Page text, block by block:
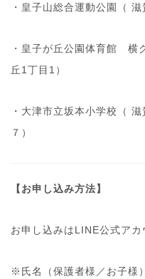
・皇子山総合運動公園（
・皇子が丘公園体育館 横
丘1丁目1）
・大津市立坂本小学校（
７）
【お申し込み方法】
お申し込みはLINE公式アカ
※氏名（保護者様／お子様